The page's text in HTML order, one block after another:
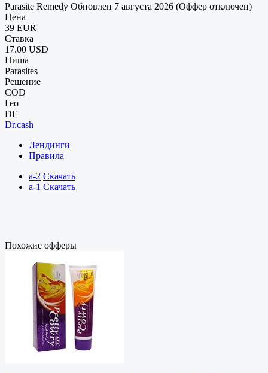
Parasite Remedy Обновлен 7 августа 2026 (Оффер отключен)
Цена
39 EUR
Ставка
17.00 USD
Ниша
Parasites
Решение
COD
Гео
DE
Dr.cash
Лендинги
Правила
a-2 Скачать
a-1 Скачать
Похожие офферы